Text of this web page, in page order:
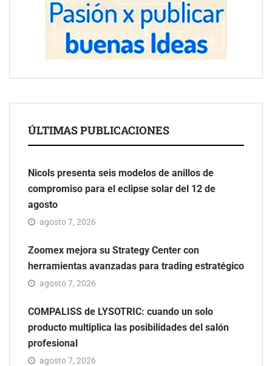
ÚLTIMAS PUBLICACIONES
Nicols presenta seis modelos de anillos de
compromiso para el eclipse solar del 12 de
agosto
agosto 7, 2026
Zoomex mejora su Strategy Center con
herramientas avanzadas para trading estratégico
agosto 7, 2026
COMPALISS de LYSOTRIC: cuando un solo
producto multiplica las posibilidades del salón
profesional
agosto 7, 2026